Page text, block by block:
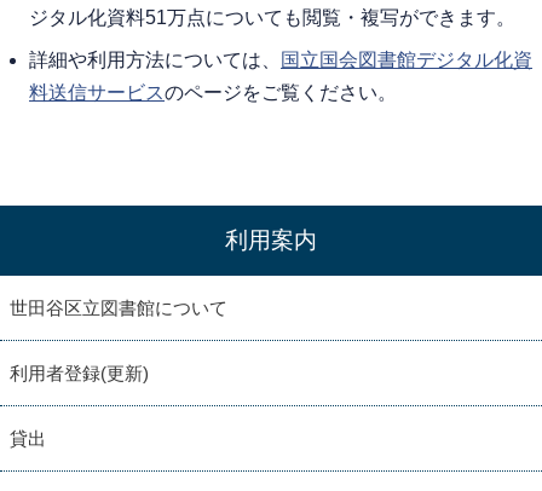
ジタル化資料51万点についても閲覧・複写ができます。
詳細や利用方法については、
国立国会図書館デジタル化資
料送信サービスのページをご覧ください。
利用案内
世田谷区立図書館について
利用者登録(更新)
貸出